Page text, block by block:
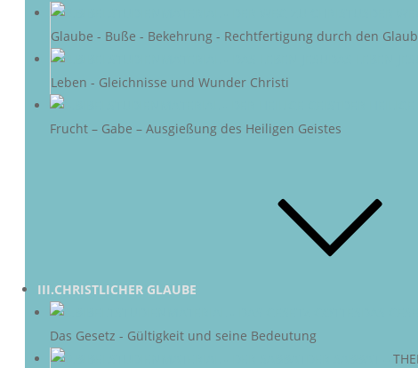
Glaube - Buße - Bekehrung - Rechtfertigung durch den
Leben - Gleichnisse und Wunder Christi
Frucht – Gabe – Ausgießung des Heiligen Geistes
III.CHRISTLICHER GLAUBE
Das Gesetz - Gültigkeit und seine Bedeutung